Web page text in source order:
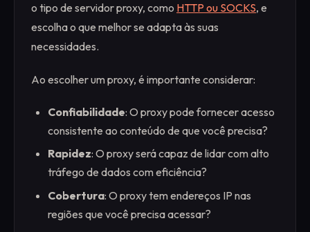
o tipo de servidor proxy, como HTTP ou SOCKS, e
escolha o que melhor se adapta às suas
necessidades.
Ao escolher um proxy, é importante considerar:
Confiabilidade: O proxy pode fornecer acesso
consistente ao conteúdo de que você precisa?
Rapidez: O proxy será capaz de lidar com alto
tráfego de dados com eficiência?
Cobertura: O proxy tem endereços IP nas
regiões que você precisa acessar?